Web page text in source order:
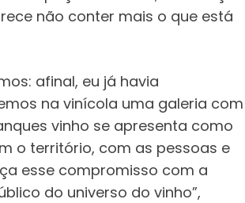
não conter mais o que está
afinal, eu já havia
na vinícola uma galeria com
vinho se apresenta como
o território, com as pessoas e
esse compromisso com a
do universo do vinho”,